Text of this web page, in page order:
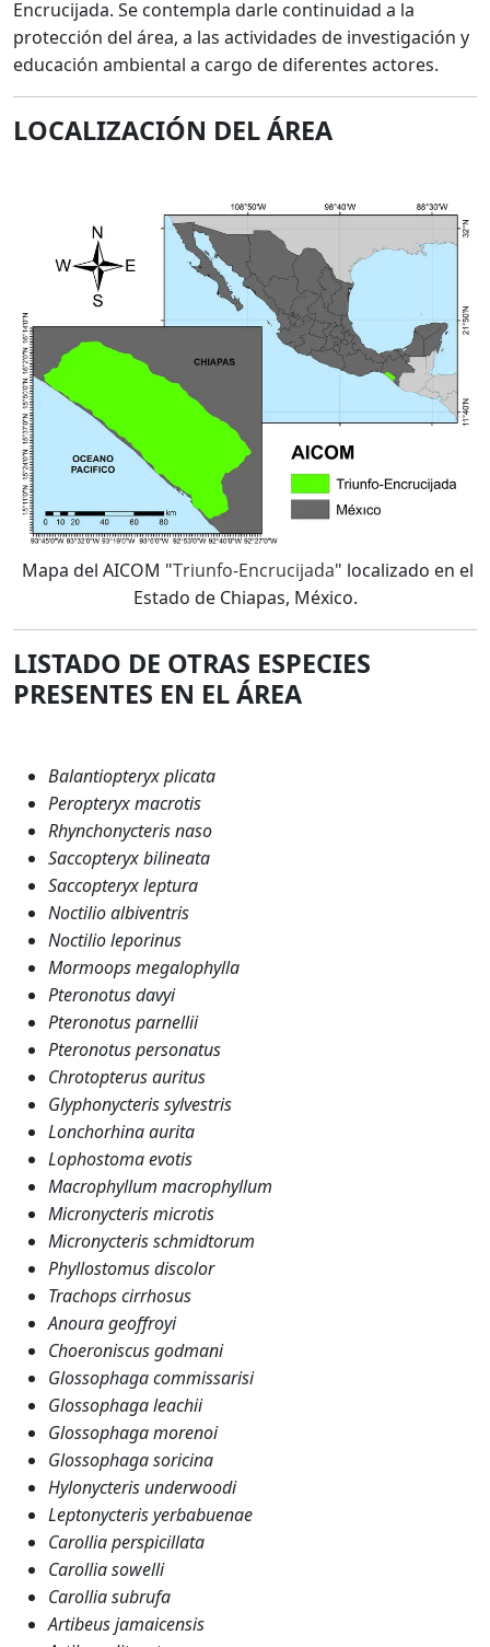
Encrucijada. Se contempla darle continuidad a la
protección del área, a las actividades de investigación y
educación ambiental a cargo de diferentes actores.
LOCALIZACIÓN DEL ÁREA
Mapa del AICOM "Triunfo-Encrucijada" localizado en el
Estado de Chiapas, México.
LISTADO DE OTRAS ESPECIES
PRESENTES EN EL ÁREA
Balantiopteryx plicata
Peropteryx macrotis
Rhynchonycteris naso
Saccopteryx bilineata
Saccopteryx leptura
Noctilio albiventris
Noctilio leporinus
Mormoops megalophylla
Pteronotus davyi
Pteronotus parnellii
Pteronotus personatus
Chrotopterus auritus
Glyphonycteris sylvestris
Lonchorhina aurita
Lophostoma evotis
Macrophyllum macrophyllum
Micronycteris microtis
Micronycteris schmidtorum
Phyllostomus discolor
Trachops cirrhosus
Anoura geoffroyi
Choeroniscus godmani
Glossophaga commissarisi
Glossophaga leachii
Glossophaga morenoi
Glossophaga soricina
Hylonycteris underwoodi
Leptonycteris yerbabuenae
Carollia perspicillata
Carollia sowelli
Carollia subrufa
Artibeus jamaicensis